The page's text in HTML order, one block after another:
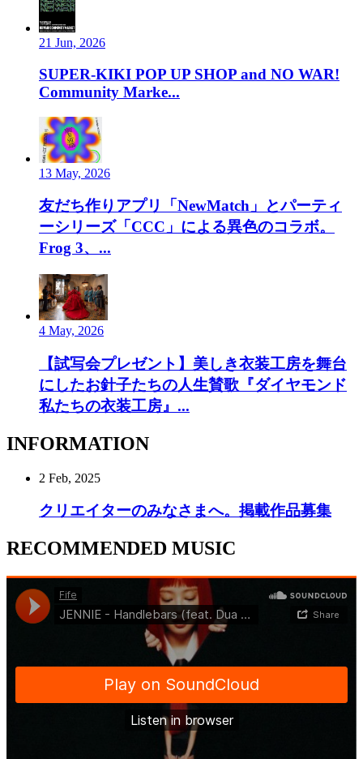
21 Jun, 2026
SUPER-KIKI POP UP SHOP and NO WAR!
Community Marke...
13 May, 2026
友だち作りアプリ「NewMatch」とパーティ
ーシリーズ「CCC」による異色のコラボ。
Frog 3、...
4 May, 2026
【試写会プレゼント】美しき衣装工房を舞台
にしたお針子たちの人生賛歌『ダイヤモンド
私たちの衣装工房』...
INFORMATION
2 Feb, 2025
クリエイターのみなさまへ。掲載作品募集
RECOMMENDED MUSIC